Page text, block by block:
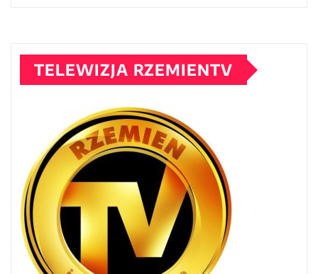
TELEWIZJA RZEMIENTV